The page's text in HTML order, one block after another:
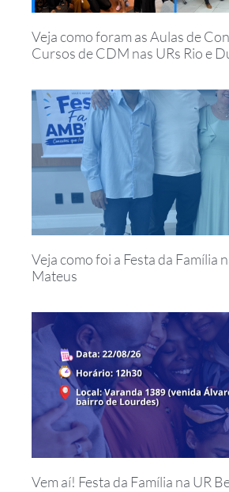
Veja como foram as Aulas de
Cursos de CDM nas URs Rio e
Veja como foi a Festa da Família
Mateus
Vem aí! Festa da Família na UR